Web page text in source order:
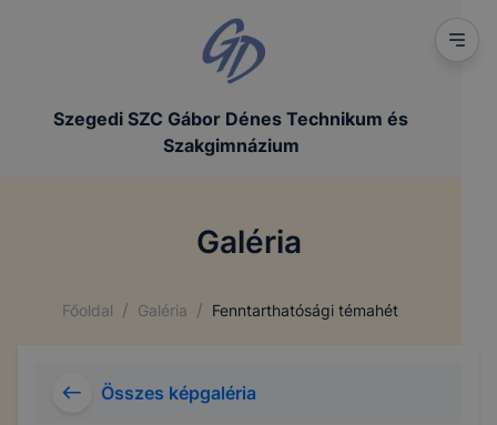
Szegedi SZC Gábor Dénes Technikum és
Szakgimnázium
Galéria
Főoldal / Galéria / Fenntarthatósági témahét
Összes képgaléria